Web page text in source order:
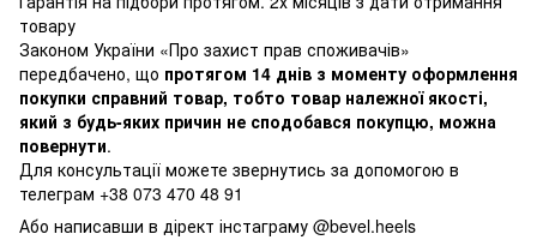
товару
Законом України «Про захист прав споживачів»
передбачено, що протягом 14 днів з моменту оформлення
покупки справний товар, тобто товар належної якості,
який з будь-яких причин не сподобався покупцю, можна
повернути.
Для консультації можете звернутись за допомогою в
телеграм +38 073 470 48 91
Або написавши в дірект інстаграму @bevel.heels